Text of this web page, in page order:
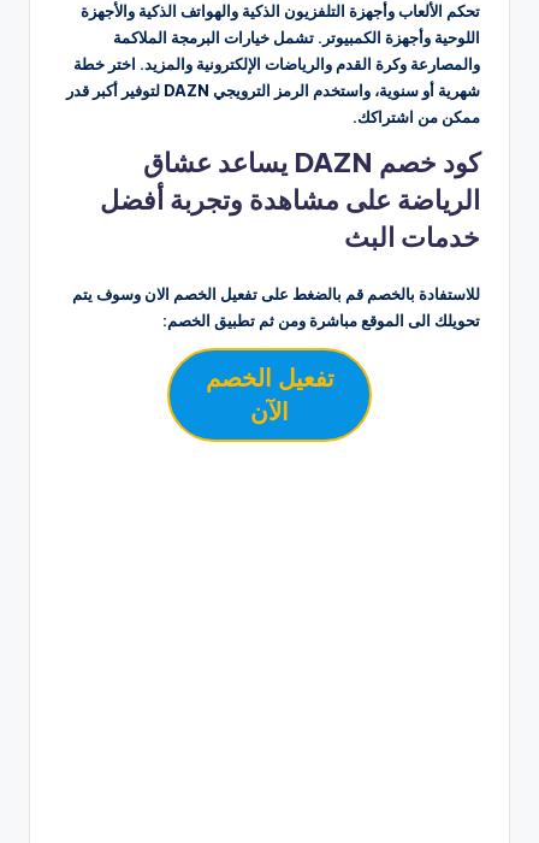
تحكم الألعاب وأجهزة التلفزيون الذكية والهواتف الذكية والأجهزة
اللوحية وأجهزة الكمبيوتر. تشمل خيارات البرمجة الملاكمة
والمصارعة وكرة القدم والرياضات الإلكترونية والمزيد. اختر خطة
شهرية أو سنوية، واستخدم الرمز الترويجي DAZN لتوفير أكبر قدر
ممكن من اشتراكك.
كود خصم DAZN يساعد عشاق
الرياضة على مشاهدة وتجربة أفضل
خدمات البث
للاستفادة بالخصم قم بالضغط على تفعيل الخصم الان وسوف يتم
تحويلك الى الموقع مباشرة ومن ثم تطبيق الخصم:
تفعيل الخصم
الآن